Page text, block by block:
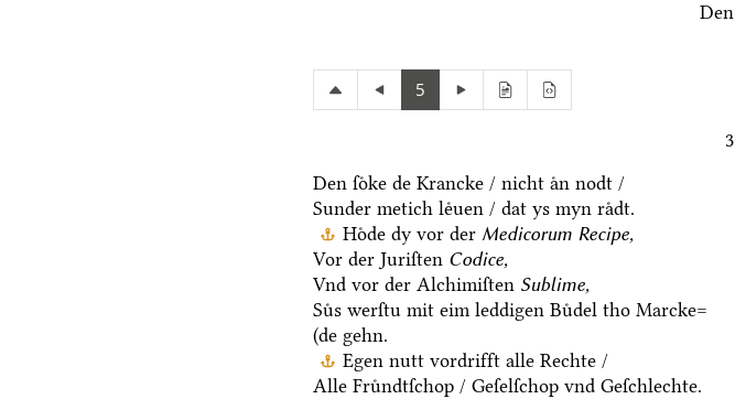
Den
5
3
Den ſoͤke de Krancke / nicht aͤn nodt /
Sunder metich leͤuen / dat ys myn raͤdt.
Hoͤde dy vor der Medicorum Recipe,
Vor der Juriſten Codice,
Vnd vor der Alchimiſten Sublime,
Suͤs werſtu mit eim leddigen Buͤdel tho Marcke=
(de gehn.
Egen nutt vordrifft alle Rechte /
Alle Fruͤndtſchop / Geſelſchop vnd Geſchlechte.